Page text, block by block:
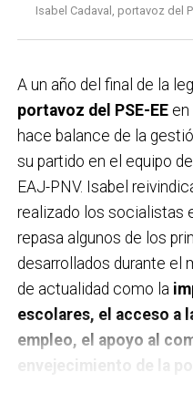
Isabel Cadaval, portavoz del
A un año del final de la
portavoz del PSE-EEen
hace balance de la
su partido en el equipo
EAJ-PNV. Isabel
realizado los socialistas
repasa algunos de los
desarrollados durante el
de actualidad como la
escolares, el acceso a
empleo, el apoyo al
envejecimiento de la